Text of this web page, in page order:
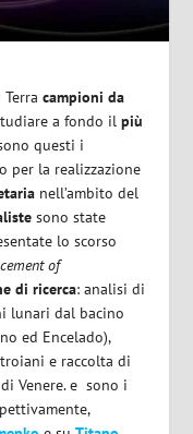
Terracampioni da
a fondo ilpiù
questi i
per la realizzazione
nell’ambito del
sono state
lo scorso
of
di ricerca: analisi di
lunari dal bacino
ed Encelado),
e raccolta di
di Venere. e sono i